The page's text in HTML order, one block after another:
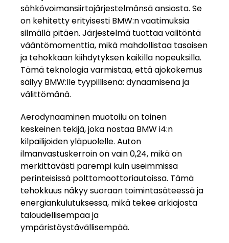
sähkövoimansiirtojärjestelmänsä ansiosta. Se
on kehitetty erityisesti BMW:n vaatimuksia
silmällä pitäen. Järjestelmä tuottaa välitöntä
vääntömomenttia, mikä mahdollistaa tasaisen
ja tehokkaan kiihdytyksen kaikilla nopeuksilla.
Tämä teknologia varmistaa, että ajokokemus
säilyy BMW:lle tyypillisenä: dynaamisena ja
välittömänä.
Aerodynaaminen muotoilu on toinen
keskeinen tekijä, joka nostaa BMW i4:n
kilpailijoiden yläpuolelle. Auton
ilmanvastuskerroin on vain 0,24, mikä on
merkittävästi parempi kuin useimmissa
perinteisissä polttomoottoriautoissa. Tämä
tehokkuus näkyy suoraan toimintasäteessä ja
energiankulutuksessa, mikä tekee arkiajosta
taloudellisempaa ja
ympäristöystävällisempää.